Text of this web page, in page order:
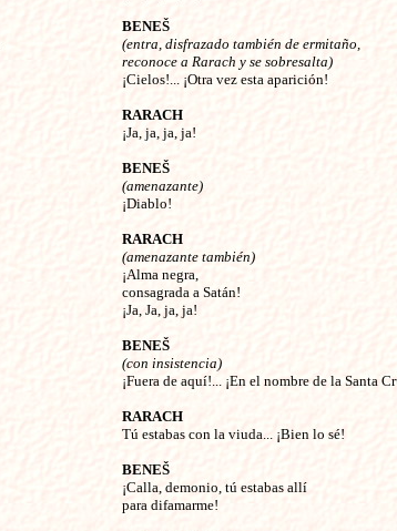
BENEŠ
(entra, disfrazado también de ermitaño,
reconoce a Rarach y se sobresalta)
¡Cielos!... ¡Otra vez esta aparición!
RARACH
¡Ja, ja, ja, ja!
BENEŠ
(amenazante)
¡Diablo!
RARACH
(amenazante también)
¡Alma negra,
consagrada a Satán!
¡Ja, Ja, ja, ja!
BENEŠ
(con insistencia)
¡Fuera de aquí!... ¡En el nombre de la Santa
RARACH
Tú estabas con la viuda... ¡Bien lo sé!
BENEŠ
¡Calla, demonio, tú estabas allí
para difamarme!